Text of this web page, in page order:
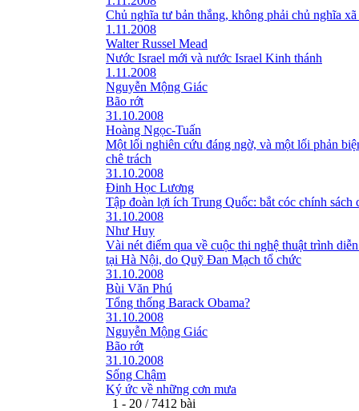
Chủ nghĩa tư bản thắng, không phải chủ nghĩa
1.11.2008
Walter Russel Mead
Nước Israel mới và nước Israel Kinh thánh
1.11.2008
Nguyễn Mộng Giác
Bão rớt
31.10.2008
Hoàng Ngọc-Tuấn
Một lối nghiên cứu đáng ngờ, và một lối phản
chê trách
31.10.2008
Đinh Học Lương
Tập đoàn lợi ích Trung Quốc: bắt cóc chính sách
31.10.2008
Như Huy
Vài nét điểm qua về cuộc thi nghệ thuật trình
tại Hà Nội, do Quỹ Đan Mạch tổ chức
31.10.2008
Bùi Văn Phú
Tổng thống Barack Obama?
31.10.2008
Nguyễn Mộng Giác
Bão rớt
31.10.2008
Sống Chậm
Ký ức về những cơn mưa
1 - 20 / 7412 bài